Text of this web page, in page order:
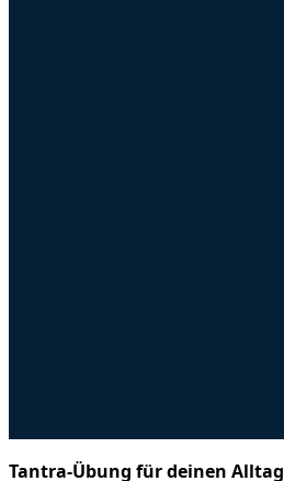
Tantra-Übung für deinen Alltag